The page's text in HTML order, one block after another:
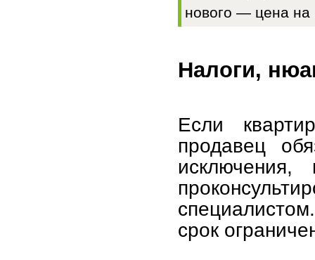
нового — цена на
Налоги,
Если
продавец
срок